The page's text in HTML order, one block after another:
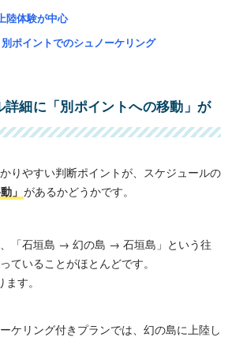
陸体験が中心
ポイントでのシュノーケリング
細に「別ポイントへの移動」が
りやすい判断ポイントが、スケジュールの
」 があるかどうかです。
「石垣島 → 幻の島 → 石垣島」という往
ていることがほとんどです。
す。
ケリング付きプランでは、幻の島に上陸し